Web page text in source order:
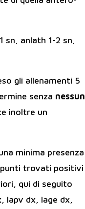
anlath 1-2 sn,
gli allenamenti 5
senza nessun
inoltre un
minima presenza
trovati positivi
qui di seguito
lapv dx, lage dx,